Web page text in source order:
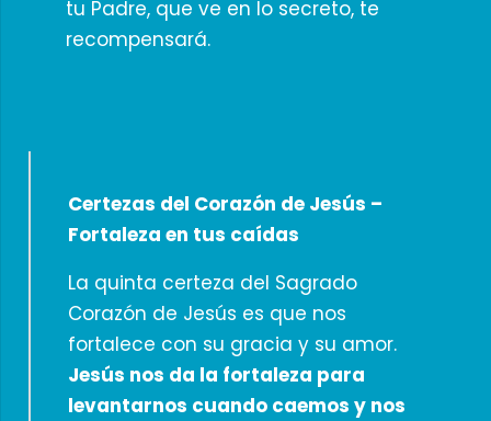
tu Padre, que ve en lo secreto, te
recompensará.
Certezas del Corazón de Jesús –
Fortaleza en tus caídas
La quinta certeza del Sagrado
Corazón de Jesús es que nos
fortalece con su gracia y su amor.
Jesús nos da la fortaleza para
levantarnos cuando caemos y nos